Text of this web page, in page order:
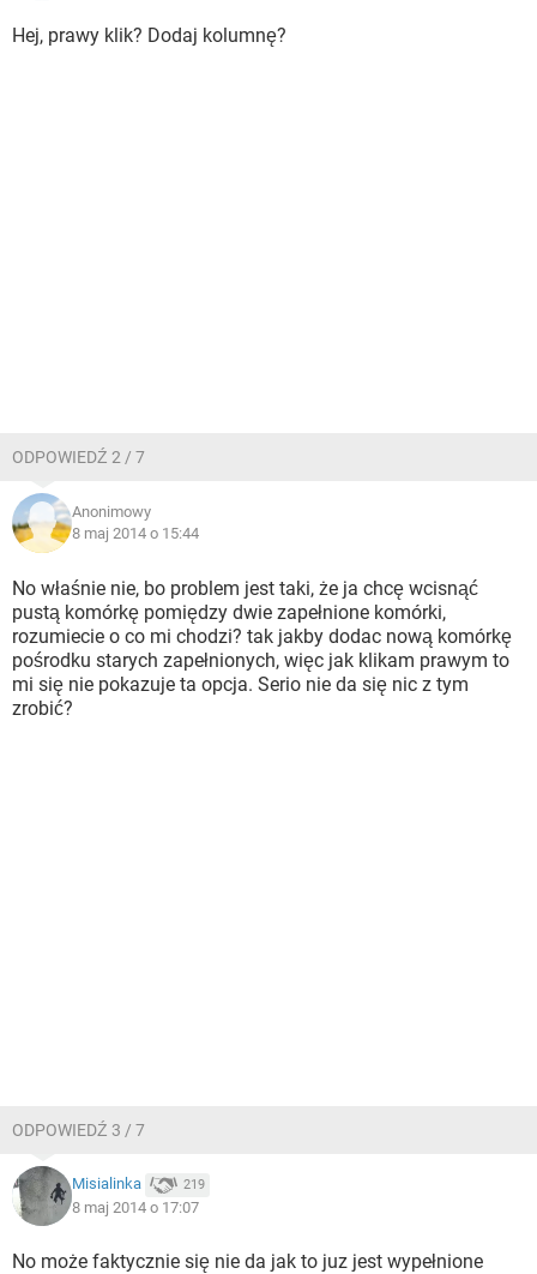
Hej, prawy klik? Dodaj kolumnę?
ODPOWIEDŹ 2 / 7
Anonimowy
8 maj 2014 o 15:44
No właśnie nie, bo problem jest taki, że ja chcę wcisnąć
pustą komórkę pomiędzy dwie zapełnione komórki,
rozumiecie o co mi chodzi? tak jakby dodac nową komórkę
pośrodku starych zapełnionych, więc jak klikam prawym to
mi się nie pokazuje ta opcja. Serio nie da się nic z tym
zrobić?
ODPOWIEDŹ 3 / 7
Misialinka 219
8 maj 2014 o 17:07
No może faktycznie się nie da jak to juz jest wypełnione